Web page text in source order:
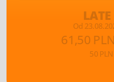
Od
61,50
50